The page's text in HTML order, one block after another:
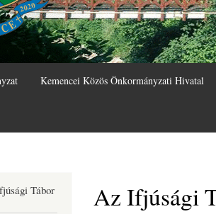
Kemencei Közös Önkormányzati Hivatal
Tábor
Az Ifjúsági